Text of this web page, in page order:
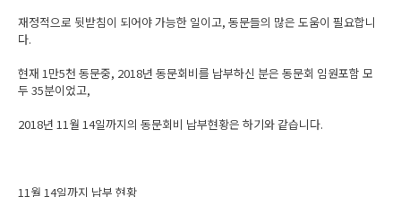
재정적으로 뒷받침이 되어야 가능한 일이고, 동문들의 많은 도움이 필요합니
다.
현재 1만5천 동문중, 2018년 동문회비를 납부하신 분은 동문회 임원포함 모
두 35분이었고,
2018년 11월 14일까지의 동문회비 납부현황은 하기와 같습니다.
11월 14일까지 납부 현황